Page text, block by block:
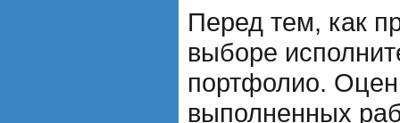
Перед тем, как
выборе
портфолио.
выполненных